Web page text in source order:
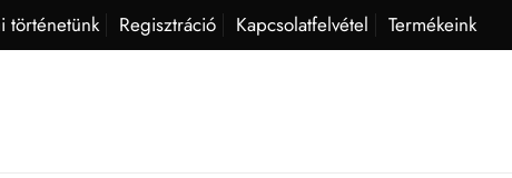
történetünk Regisztráció Kapcsolatfelvétel Termékeink